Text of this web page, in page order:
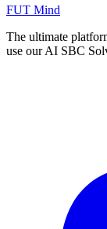
FUT Mind
The ultimate
use our AI SBC